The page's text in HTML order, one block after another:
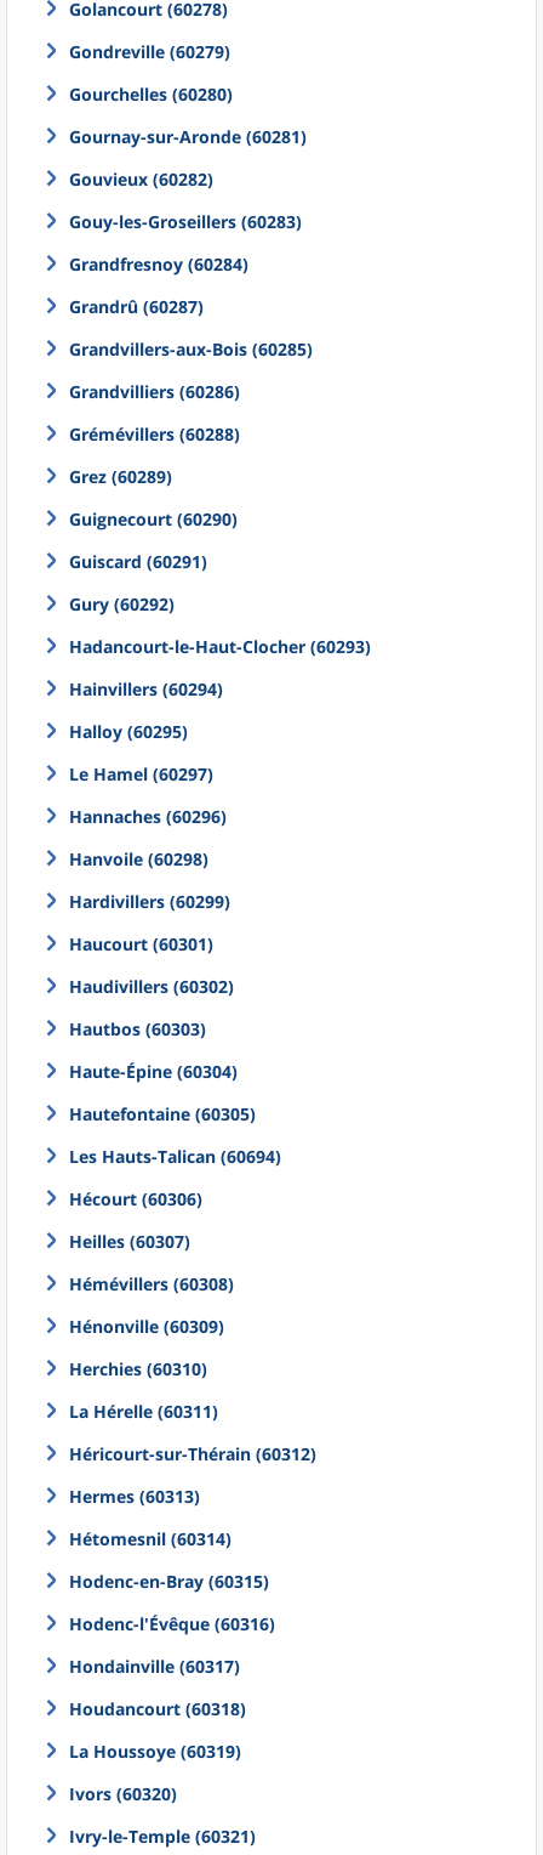
Golancourt (60278)
Gondreville (60279)
Gourchelles (60280)
Gournay-sur-Aronde (60281)
Gouvieux (60282)
Gouy-les-Groseillers (60283)
Grandfresnoy (60284)
Grandrû (60287)
Grandvillers-aux-Bois (60285)
Grandvilliers (60286)
Grémévillers (60288)
Grez (60289)
Guignecourt (60290)
Guiscard (60291)
Gury (60292)
Hadancourt-le-Haut-Clocher (60293)
Hainvillers (60294)
Halloy (60295)
Le Hamel (60297)
Hannaches (60296)
Hanvoile (60298)
Hardivillers (60299)
Haucourt (60301)
Haudivillers (60302)
Hautbos (60303)
Haute-Épine (60304)
Hautefontaine (60305)
Les Hauts-Talican (60694)
Hécourt (60306)
Heilles (60307)
Hémévillers (60308)
Hénonville (60309)
Herchies (60310)
La Hérelle (60311)
Héricourt-sur-Thérain (60312)
Hermes (60313)
Hétomesnil (60314)
Hodenc-en-Bray (60315)
Hodenc-l'Évêque (60316)
Hondainville (60317)
Houdancourt (60318)
La Houssoye (60319)
Ivors (60320)
Ivry-le-Temple (60321)